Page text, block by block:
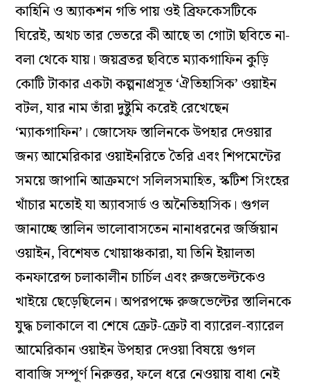
কাহিনি ও অ্যাকশন গতি পায় ওই ব্রিফকেসটিকে
ঘিরেই, অথচ তার ভেতরে কী আছে তা গোটা ছবিতে না-
বলা থেকে যায়। জয়ব্রতর ছবিতে ম্যাকগাফিন কুড়ি
কোটি টাকার একটা কল্পনাপ্রসূত ‘ঐতিহাসিক’ ওয়াইন
বটল, যার নাম তাঁরা দুষ্টুমি করেই রেখেছেন
‘ম্যাকগাফিন’। জোসেফ স্তালিনকে উপহার দেওয়ার
জন্য আমেরিকার ওয়াইনরিতে তৈরি এবং শিপমেন্টের
সময়ে জাপানি আক্রমণে সলিলসমাহিত, স্কটিশ সিংহের
খাঁচার মতোই যা অ্যাবসার্ড ও অনৈতিহাসিক। গুগল
জানাচ্ছে স্তালিন ভালোবাসতেন নানাধরনের জর্জিয়ান
ওয়াইন, বিশেষত খোয়াঞ্চকারা, যা তিনি ইয়ালতা
কনফারেন্স চলাকালীন চার্চিল এবং রুজভেল্টকেও
খাইয়ে ছেড়েছিলেন। অপরপক্ষে রুজভেল্টের স্তালিনকে
যুদ্ধ চলাকালে বা শেষে ক্রেট-ক্রেট বা ব্যারেল-ব্যারেল
আমেরিকান ওয়াইন উপহার দেওয়া বিষয়ে গুগল
বাবাজি সম্পূর্ণ নিরুত্তর, ফলে ধরে নেওয়ায় বাধা নেই